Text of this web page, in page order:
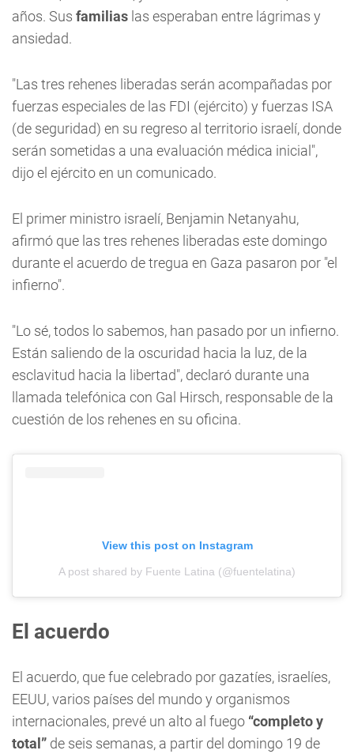
años. Sus familias las esperaban entre lágrimas y
ansiedad.
"Las tres rehenes liberadas serán acompañadas por
fuerzas especiales de las FDI (ejército) y fuerzas ISA
(de seguridad) en su regreso al territorio israelí, donde
serán sometidas a una evaluación médica inicial",
dijo el ejército en un comunicado.
El primer ministro israelí, Benjamin Netanyahu,
afirmó que las tres rehenes liberadas este domingo
durante el acuerdo de tregua en Gaza pasaron por "el
infierno".
"Lo sé, todos lo sabemos, han pasado por un infierno.
Están saliendo de la oscuridad hacia la luz, de la
esclavitud hacia la libertad", declaró durante una
llamada telefónica con Gal Hirsch, responsable de la
cuestión de los rehenes en su oficina.
View this post on Instagram
A post shared by Fuente Latina (@fuentelatina)
El acuerdo
El acuerdo, que fue celebrado por gazatíes, israelíes,
EEUU, varios países del mundo y organismos
internacionales, prevé un alto al fuego “completo y
total” de seis semanas, a partir del domingo 19 de